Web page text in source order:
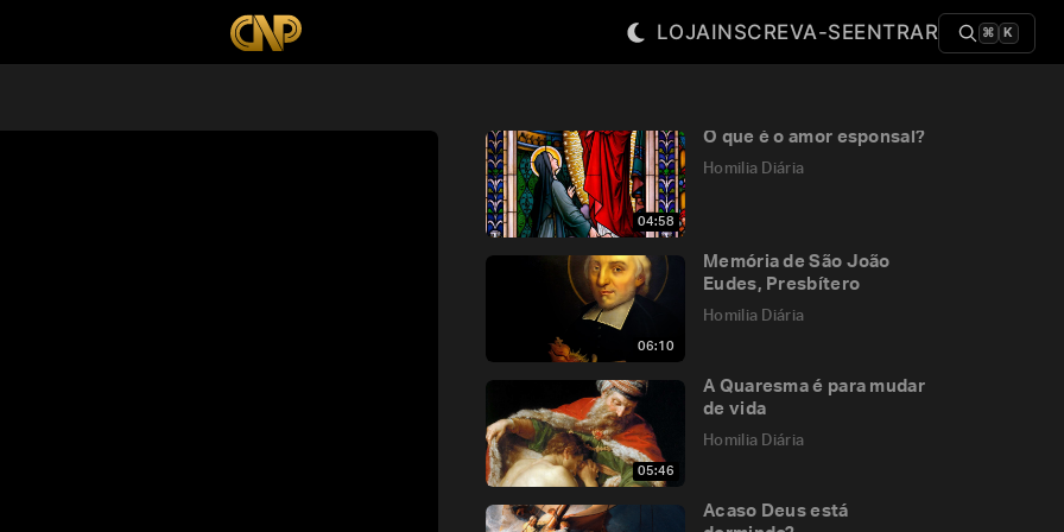
LOJAINSCREVA-SEENTRAR ⌘ K
04:58
O que é o amor esponsal?
Homilia Diária
06:10
Memória de São João
Eudes, Presbítero
Homilia Diária
05:46
A Quaresma é para mudar
de vida
Homilia Diária
Acaso Deus está